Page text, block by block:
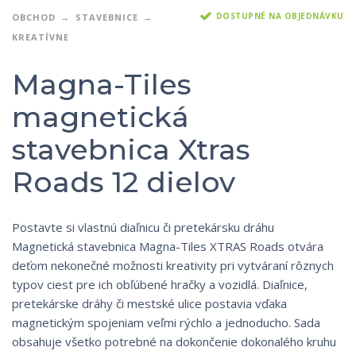
OBCHOD
STAVEBNICE
KREATÍVNE
DOSTUPNÉ NA OBJEDNÁVKU
Magna-Tiles
magnetická
stavebnica Xtras
Roads 12 dielov
Postavte si vlastnú diaľnicu či pretekársku dráhu
Magnetická stavebnica Magna-Tiles XTRAS Roads otvára
deťom nekonečné možnosti kreativity pri vytváraní rôznych
typov ciest pre ich obľúbené hračky a vozidlá. Diaľnice,
pretekárske dráhy či mestské ulice postavia vďaka
magnetickým spojeniam veľmi rýchlo a jednoducho. Sada
obsahuje všetko potrebné na dokončenie dokonalého kruhu